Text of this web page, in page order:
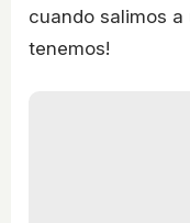
cuando salimos a
tenemos!